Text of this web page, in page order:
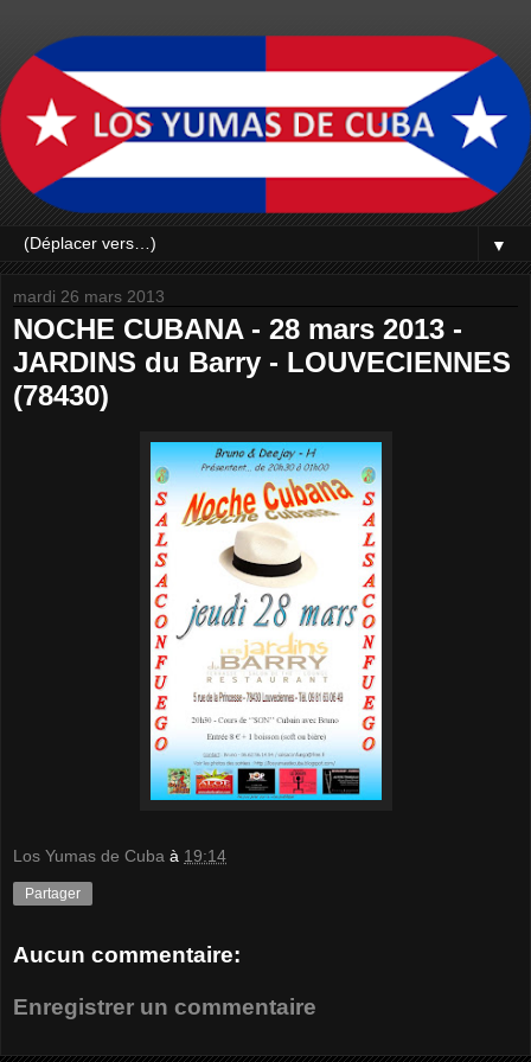
▼
mardi 26 mars 2013
NOCHE CUBANA - 28 mars 2013 -
JARDINS du Barry - LOUVECIENNES
(78430)
Los Yumas de Cuba à 19:14
Partager
Aucun commentaire:
Enregistrer un commentaire